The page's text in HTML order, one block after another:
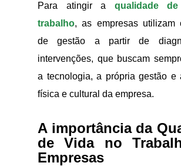
Para atingir a qualidade
trabalho, as empresas utilizam
de gestão a partir de
intervenções, que buscam
a tecnologia, a própria gestão e
física e cultural da empresa.
A importância da
de Vida no
Empresas